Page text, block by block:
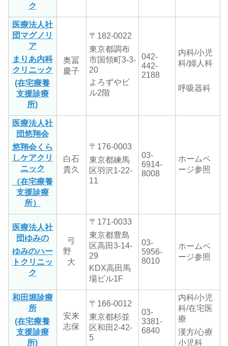
ク
医療法人社
団マグノリ
ア
まりあ内科
クリニック
(在宅療養
支援診療
所)
奥冨
慶子
〒182-0022
東京都調布
市国領町3-3-
20
よろずやビ
ル2階
042-
442-
2188
内科/小児
科/婦人科
呼吸器科
医療法人社
団悠翔会
悠翔会くら
しケアクリ
ニック
（在宅療養
支援診療
所）
白石
貴久
〒176-0003
東京都練馬
区羽沢1-22-
11
03-
6914-
8008
ホームペ
ージ参照
医療法人社
団ゆみの
ゆみのハー
トクリニッ
ク
弓
野
大
〒171-0033
東京都豊島
区高田3-14-
29
KDX高田馬
場ビル1F
03-
5956-
8010
ホームペ
ージ参照
和田堀診療
所
(在宅療養
支援診療
所)
安来
志保
〒166-0012
東京都杉並
区和田 2-42-
5
03-
3381-
6840
内科/小児
科/在宅医
療
漢方/心療
小児科